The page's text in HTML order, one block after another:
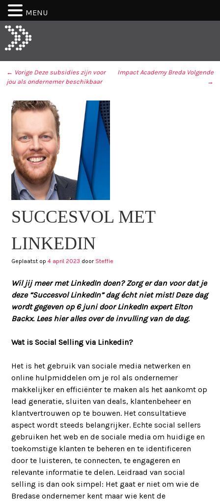
BERICHT NAVIGATIE
← VorigeDeze subsidies zijn voor
jou als ondernemer beschikbaar
Impact Academy Breda Volgende
→
SUCCESVOL MET
LINKEDIN
Geplaatst op 4 april 2023 door Steffie
Wil jij meer met LinkedIn doen? Zorg er dan voor dat je
deze “Succesvol LinkedIn” dag écht niet mist! Deze dag
wordt gegeven op 6 juni door LinkedIn expert Elton
Backx. Lees hier alles over de invulling van de dag.
Wat is Social Selling via Linkedin?
Het is het gebruik van sociale media netwerken en
online hulpmiddelen om je rol als ondernemer
makkelijker en efficiënter te maken als het aankomt op
lead generatie, sluiten van deals, klantenbeheer en
klantvertrouwen op te bouwen. Het consultatieve
aspect wordt steeds belangrijker. Echte social sellers
gebruiken het web en de sociale media om huidige en
toekomstige klanten te beheren en te identificeren
door te luisteren, te connecten, te engageren en
relevante informatie te delen. Leidraad van social
selling is dan ook simpel: Het gaat er niet om wie de
Bredase ondernemer kent maar wie kent de
MENU